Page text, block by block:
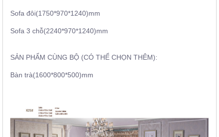
Sofa đôi(1750*970*1240)mm
Sofa 3 chỗ(2240*970*1240)mm
SẢN PHẨM CÙNG BỘ (CÓ THỂ CHỌN THÊM):
Bàn trà(1600*800*500)mm